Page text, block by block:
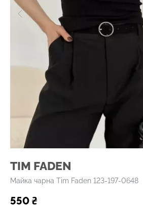
TIM FADEN
Майка чарна Tim Faden 123-197-0648
550 ₴